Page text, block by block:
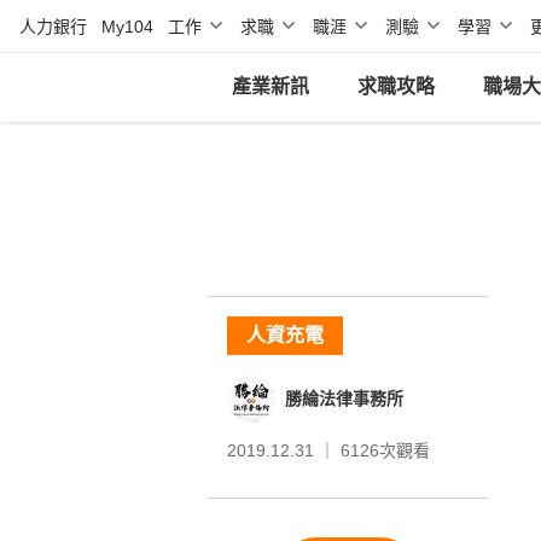
人力銀行 My104 工作 求職 職涯 測驗 學習
產業新訊 求職攻略 職場
人資充電
勝綸法律事務所
2019.12.31 ｜ 6126次觀看